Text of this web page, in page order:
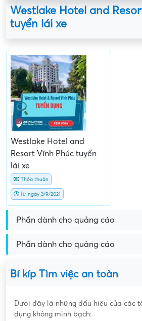
Westlake Hotel and
tuyển lái xe
Westlake Hotel and
Resort Vĩnh Phúc tuyển
lái xe
Thỏa thuận
Từ ngày 3/9/2021
Phần dành cho quảng cáo
Phần dành cho quảng cáo
Bí kíp Tìm việc an toàn
Dưới đây là những dấu hiệu của các
dụng không minh bạch: